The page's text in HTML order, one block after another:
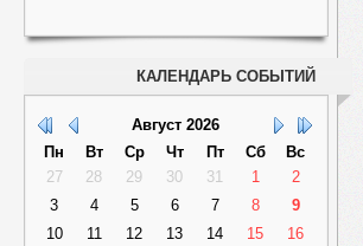
КАЛЕНДАРЬ СОБЫТИЙ
Август 2026
Пн
Вт Ср Чт Пт Сб
Вс
27
28 29 30 31 1
2
3
4 5 6 7 8
9
10
11 12 13 14 15
16